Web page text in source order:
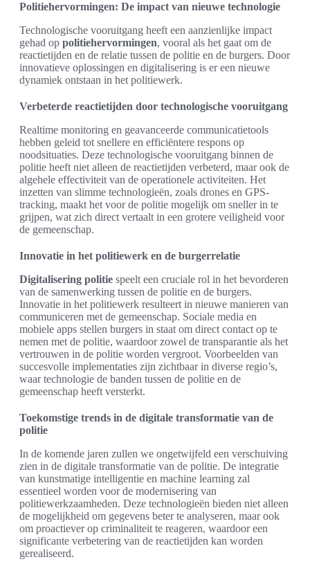
Politiehervormingen: De impact van nieuwe technologie
Technologische vooruitgang heeft een aanzienlijke impact
gehad op politiehervormingen, vooral als het gaat om de
reactietijden en de relatie tussen de politie en de burgers. Door
innovatieve oplossingen en digitalisering is er een nieuwe
dynamiek ontstaan in het politiewerk.
Verbeterde reactietijden door technologische vooruitgang
Realtime monitoring en geavanceerde communicatietools
hebben geleid tot snellere en efficiëntere respons op
noodsituaties. Deze technologische vooruitgang binnen de
politie heeft niet alleen de reactietijden verbeterd, maar ook de
algehele effectiviteit van de operationele activiteiten. Het
inzetten van slimme technologieën, zoals drones en GPS-
tracking, maakt het voor de politie mogelijk om sneller in te
grijpen, wat zich direct vertaalt in een grotere veiligheid voor
de gemeenschap.
Innovatie in het politiewerk en de burgerrelatie
Digitalisering politie speelt een cruciale rol in het bevorderen
van de samenwerking tussen de politie en de burgers.
Innovatie in het politiewerk resulteert in nieuwe manieren van
communiceren met de gemeenschap. Sociale media en
mobiele apps stellen burgers in staat om direct contact op te
nemen met de politie, waardoor zowel de transparantie als het
vertrouwen in de politie worden vergroot. Voorbeelden van
succesvolle implementaties zijn zichtbaar in diverse regio’s,
waar technologie de banden tussen de politie en de
gemeenschap heeft versterkt.
Toekomstige trends in de digitale transformatie van de
politie
In de komende jaren zullen we ongetwijfeld een verschuiving
zien in de digitale transformatie van de politie. De integratie
van kunstmatige intelligentie en machine learning zal
essentieel worden voor de modernisering van
politiewerkzaamheden. Deze technologieën bieden niet alleen
de mogelijkheid om gegevens beter te analyseren, maar ook
om proactiever op criminaliteit te reageren, waardoor een
significante verbetering van de reactietijden kan worden
gerealiseerd.